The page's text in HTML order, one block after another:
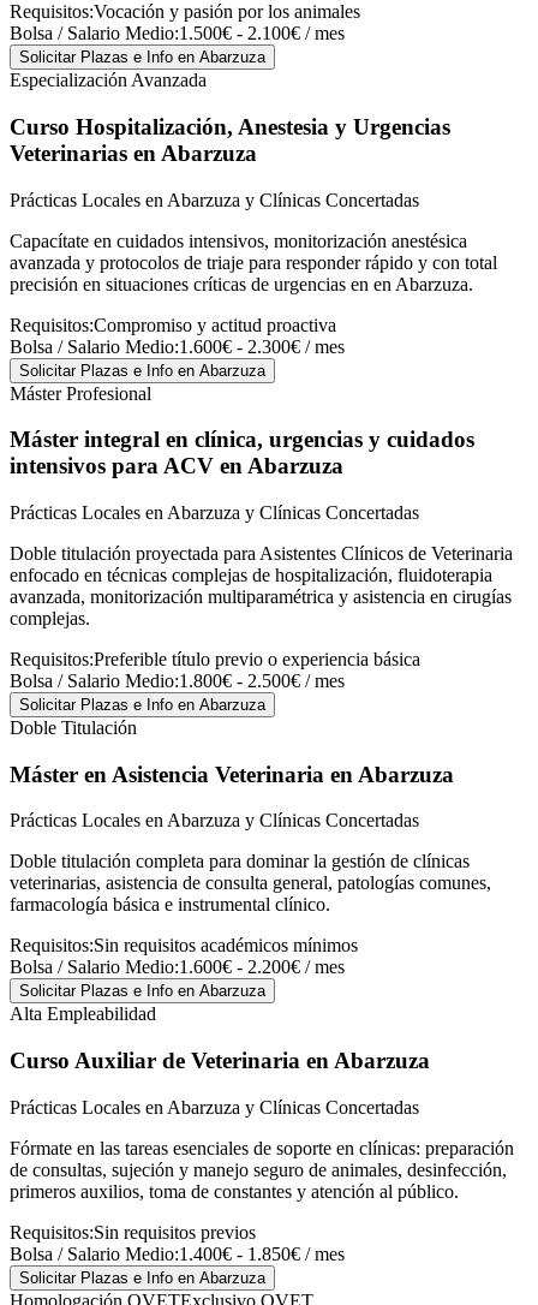
Requisitos:Vocación y pasión por los animales
Bolsa / Salario Medio:1.500€ - 2.100€ / mes
Solicitar Plazas e Info en Abarzuza
Especialización Avanzada
Curso Hospitalización, Anestesia y Urgencias
Veterinarias en Abarzuza
Prácticas Locales en Abarzuza y Clínicas Concertadas
Capacítate en cuidados intensivos, monitorización anestésica
avanzada y protocolos de triaje para responder rápido y con total
precisión en situaciones críticas de urgencias en en Abarzuza.
Requisitos:Compromiso y actitud proactiva
Bolsa / Salario Medio:1.600€ - 2.300€ / mes
Solicitar Plazas e Info en Abarzuza
Máster Profesional
Máster integral en clínica, urgencias y cuidados
intensivos para ACV en Abarzuza
Prácticas Locales en Abarzuza y Clínicas Concertadas
Doble titulación proyectada para Asistentes Clínicos de Veterinaria
enfocado en técnicas complejas de hospitalización, fluidoterapia
avanzada, monitorización multiparamétrica y asistencia en cirugías
complejas.
Requisitos:Preferible título previo o experiencia básica
Bolsa / Salario Medio:1.800€ - 2.500€ / mes
Solicitar Plazas e Info en Abarzuza
Doble Titulación
Máster en Asistencia Veterinaria en Abarzuza
Prácticas Locales en Abarzuza y Clínicas Concertadas
Doble titulación completa para dominar la gestión de clínicas
veterinarias, asistencia de consulta general, patologías comunes,
farmacología básica e instrumental clínico.
Requisitos:Sin requisitos académicos mínimos
Bolsa / Salario Medio:1.600€ - 2.200€ / mes
Solicitar Plazas e Info en Abarzuza
Alta Empleabilidad
Curso Auxiliar de Veterinaria en Abarzuza
Prácticas Locales en Abarzuza y Clínicas Concertadas
Fórmate en las tareas esenciales de soporte en clínicas: preparación
de consultas, sujeción y manejo seguro de animales, desinfección,
primeros auxilios, toma de constantes y atención al público.
Requisitos:Sin requisitos previos
Bolsa / Salario Medio:1.400€ - 1.850€ / mes
Solicitar Plazas e Info en Abarzuza
Homologación QVETExclusivo QVET